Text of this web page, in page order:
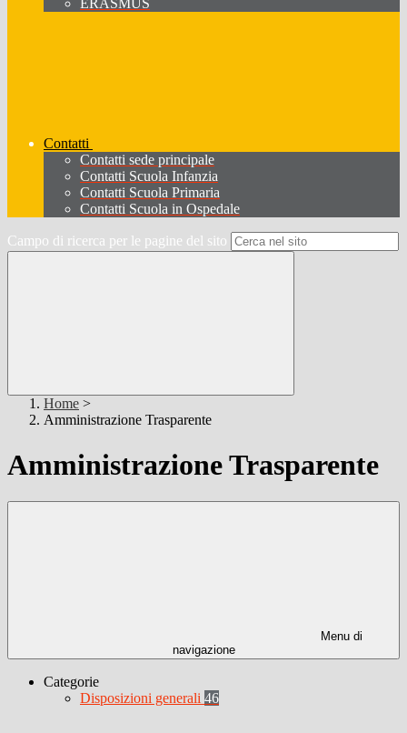
ERASMUS
Contatti
Contatti sede principale
Contatti Scuola Infanzia
Contatti Scuola Primaria
Contatti Scuola in Ospedale
Campo di ricerca per le pagine del sito
Home >
Amministrazione Trasparente
Amministrazione Trasparente
Menu di
navigazione
Categorie
Disposizioni generali 46